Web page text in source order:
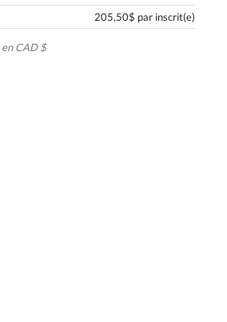
205,50$ par inscrit(e)
CAD $